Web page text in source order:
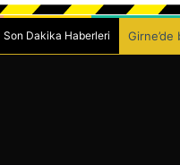
Son Dakika Haberleri Girne’de